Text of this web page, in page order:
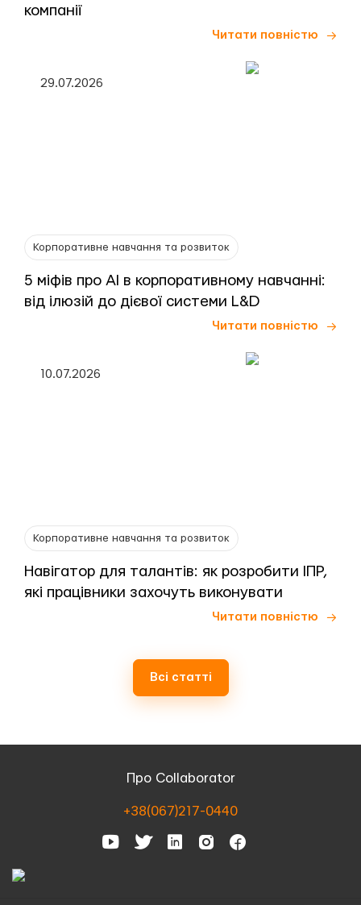
компанії
Читати повністю
29.07.2026
Корпоративне навчання та розвиток
5 міфів про AI в корпоративному навчанні:
від ілюзій до дієвої системи L&D
Читати повністю
10.07.2026
Корпоративне навчання та розвиток
Навігатор для талантів: як розробити ІПР,
які працівники захочуть виконувати
Читати повністю
Всі статті
Про Collaborator
+38(067)217-0440